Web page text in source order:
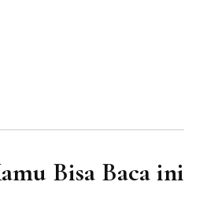
Bisa Baca ini